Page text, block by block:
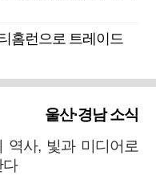
홈런으로 트레이드
울산·경남 소식
역사, 빛과 미디어로
다